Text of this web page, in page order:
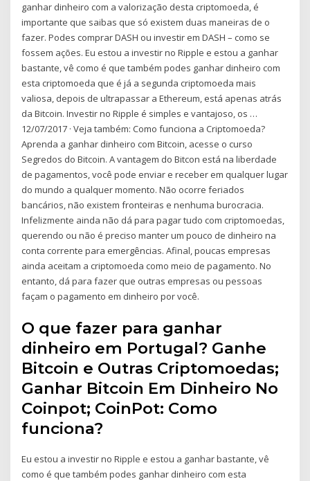
ganhar dinheiro com a valorização desta criptomoeda, é
importante que saibas que só existem duas maneiras de o
fazer. Podes comprar DASH ou investir em DASH – como se
fossem ações. Eu estou a investir no Ripple e estou a ganhar
bastante, vê como é que também podes ganhar dinheiro com
esta criptomoeda que é já a segunda criptomoeda mais
valiosa, depois de ultrapassar a Ethereum, está apenas atrás
da Bitcoin. Investir no Ripple é simples e vantajoso, os …
12/07/2017 · Veja também: Como funciona a Criptomoeda?
Aprenda a ganhar dinheiro com Bitcoin, acesse o curso
Segredos do Bitcoin. A vantagem do Bitcon está na liberdade
de pagamentos, você pode enviar e receber em qualquer lugar
do mundo a qualquer momento. Não ocorre feriados
bancários, não existem fronteiras e nenhuma burocracia.
Infelizmente ainda não dá para pagar tudo com criptomoedas,
querendo ou não é preciso manter um pouco de dinheiro na
conta corrente para emergências. Afinal, poucas empresas
ainda aceitam a criptomoeda como meio de pagamento. No
entanto, dá para fazer que outras empresas ou pessoas
façam o pagamento em dinheiro por você.
O que fazer para ganhar
dinheiro em Portugal? Ganhe
Bitcoin e Outras Criptomoedas;
Ganhar Bitcoin Em Dinheiro No
Coinpot; CoinPot: Como
funciona?
Eu estou a investir no Ripple e estou a ganhar bastante, vê
como é que também podes ganhar dinheiro com esta